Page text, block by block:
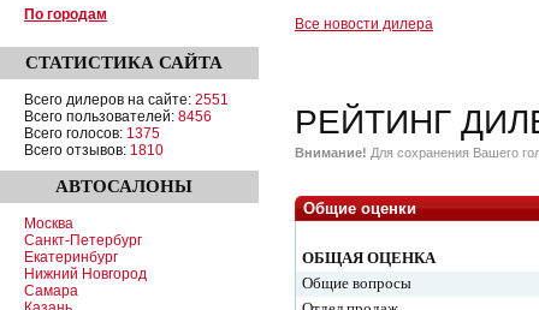
По городам
СТАТИСТИКА САЙТА
Всего дилеров на сайте: 2551
Всего пользователей: 8456
Всего голосов: 1375
Всего отзывов: 1810
АВТОСАЛОНЫ
Москва
Санкт-Петербург
Екатеринбург
Нижний Новгород
Самара
Все новости дилера
РЕЙТИНГ
Внимание! Для сохранения Вашего
Общие оценки
ОБЩАЯ ОЦЕНКА
Общие вопросы